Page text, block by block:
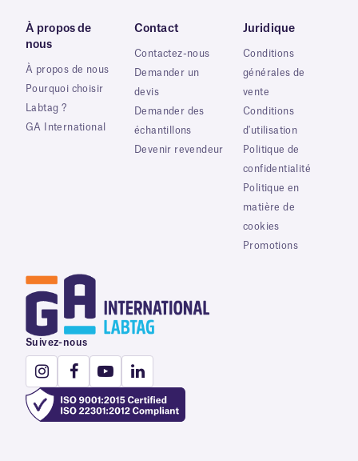
À propos de
nous
À propos de nous
Pourquoi choisir
Labtag ?
GA International
Contact
Contactez-nous
Demander un
devis
Demander des
échantillons
Devenir revendeur
Juridique
Conditions
générales de
vente
Conditions
d'utilisation
Politique de
confidentialité
Politique en
matière de
cookies
Promotions
Suivez-nous